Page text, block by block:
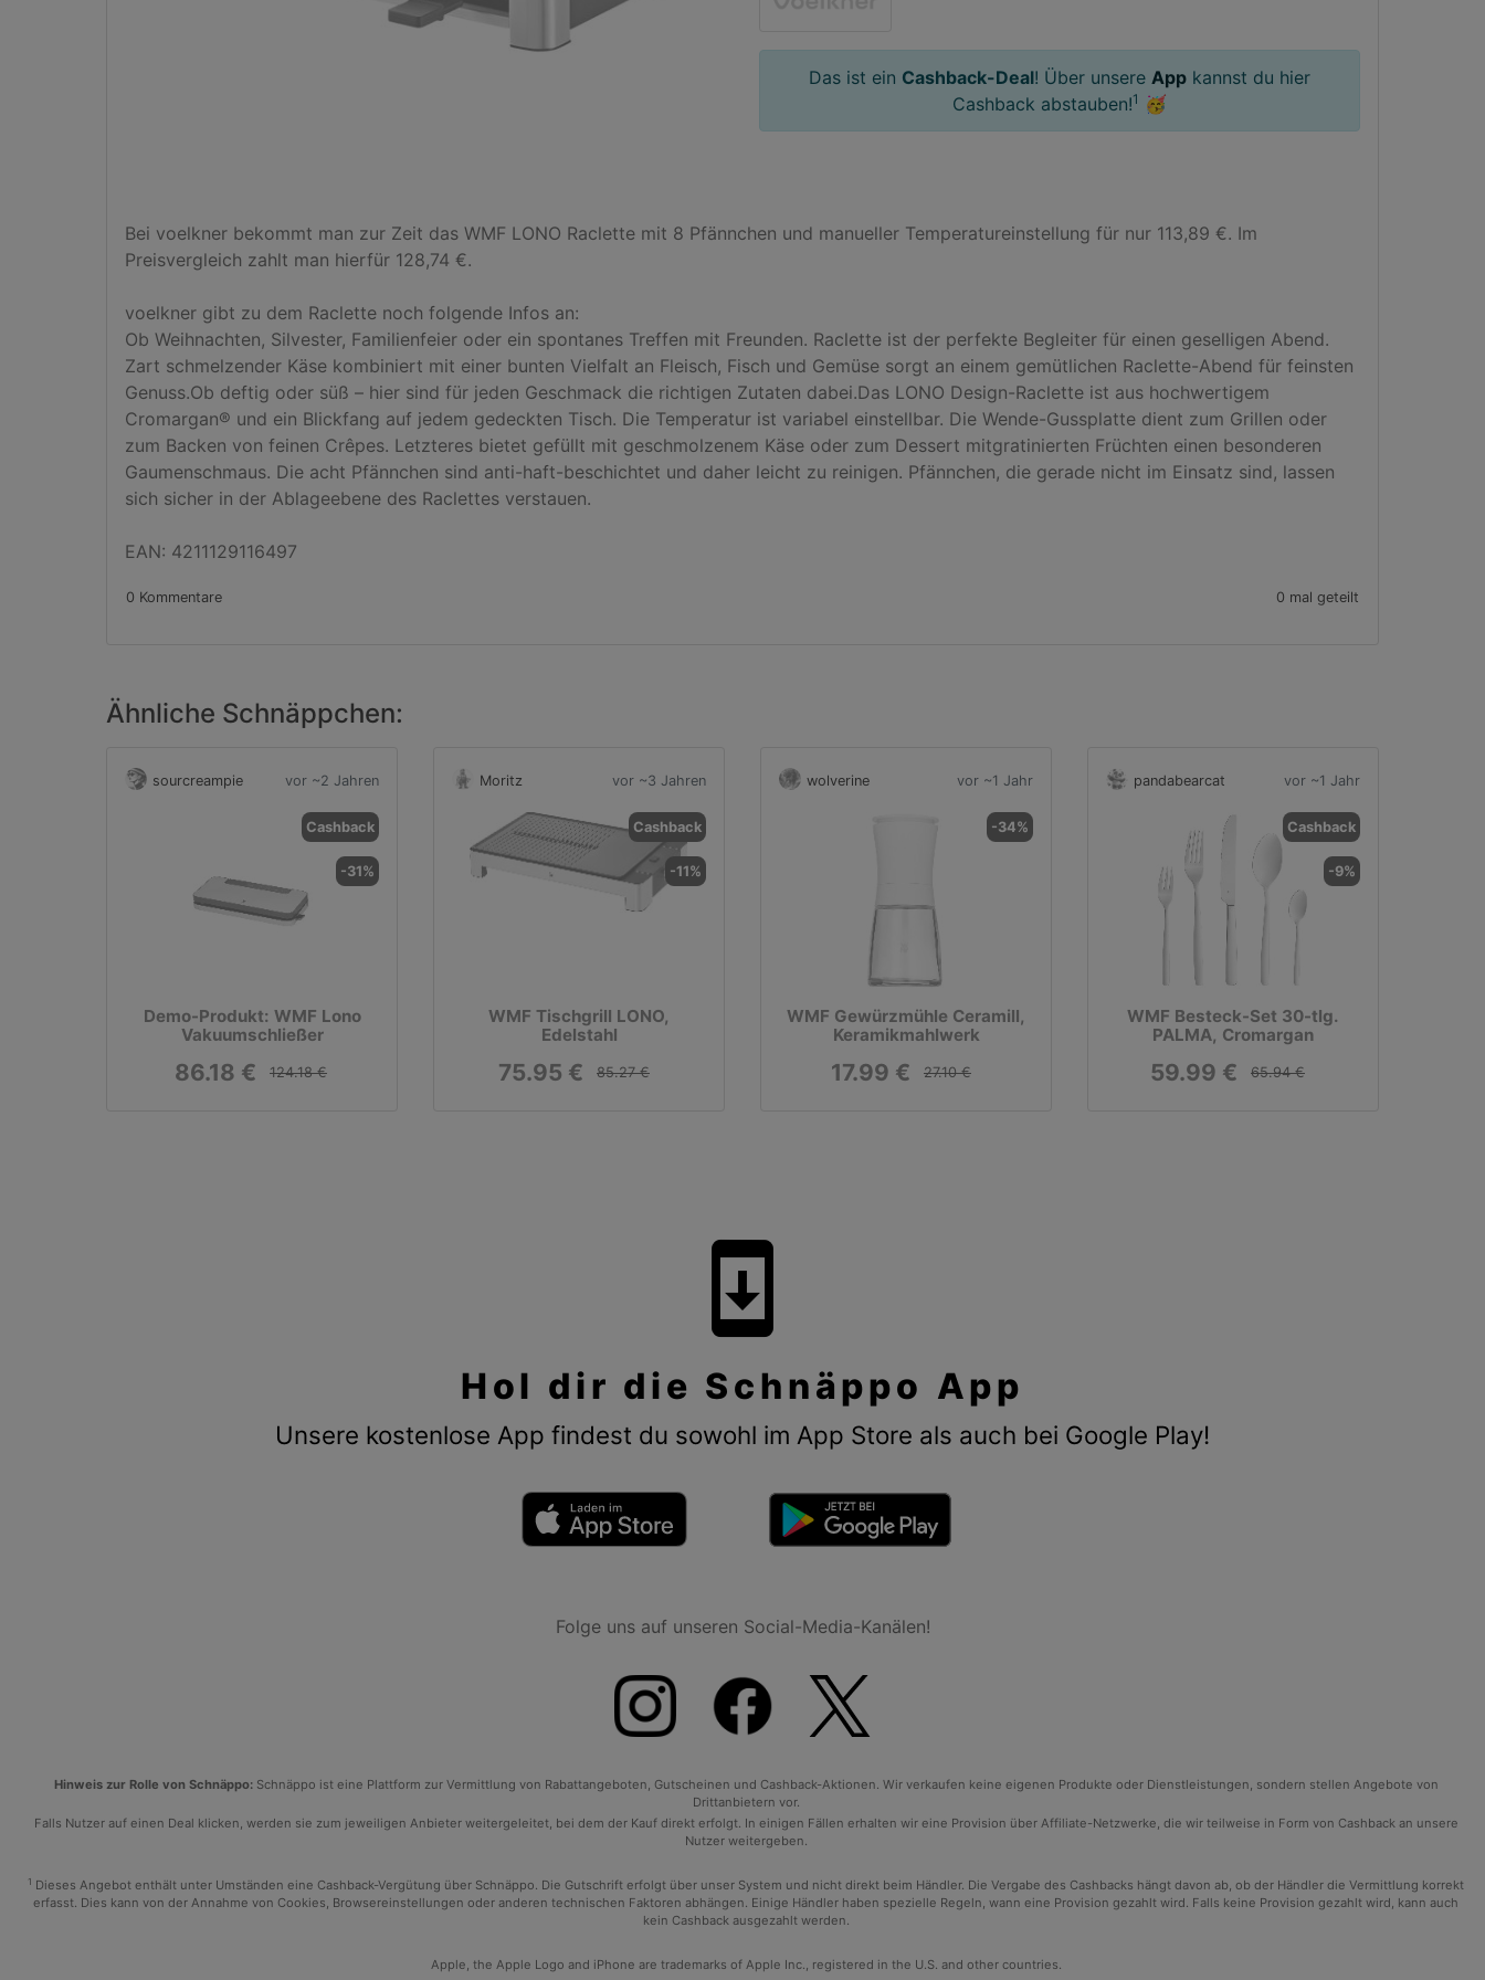
Das ist ein Cashback-Deal! Über unsere App kannst du hier
Cashback abstauben!1 🥳
Bei voelkner bekommt man zur Zeit das WMF LONO Raclette mit 8 Pfännchen und manueller Temperatureinstellung für nur 113,89 €. Im
Preisvergleich zahlt man hierfür 128,74 €.
voelkner gibt zu dem Raclette noch folgende Infos an:
Ob Weihnachten, Silvester, Familienfeier oder ein spontanes Treffen mit Freunden. Raclette ist der perfekte Begleiter für einen geselligen Abend.
Zart schmelzender Käse kombiniert mit einer bunten Vielfalt an Fleisch, Fisch und Gemüse sorgt an einem gemütlichen Raclette-Abend für feinsten
Genuss.Ob deftig oder süß – hier sind für jeden Geschmack die richtigen Zutaten dabei.Das LONO Design-Raclette ist aus hochwertigem
Cromargan® und ein Blickfang auf jedem gedeckten Tisch. Die Temperatur ist variabel einstellbar. Die Wende-Gussplatte dient zum Grillen oder
zum Backen von feinen Crêpes. Letzteres bietet gefüllt mit geschmolzenem Käse oder zum Dessert mitgratinierten Früchten einen besonderen
Gaumenschmaus. Die acht Pfännchen sind anti-haft-beschichtet und daher leicht zu reinigen. Pfännchen, die gerade nicht im Einsatz sind, lassen
sich sicher in der Ablageebene des Raclettes verstauen.
EAN: 4211129116497
0 Kommentare 0 mal geteilt
Ähnliche Schnäppchen:
sourcreampie vor ~2 Jahren
Cashback
-31%
Demo-Produkt: WMF Lono
Vakuumschließer
86.18 € 124.18 €
Moritz vor ~3 Jahren
Cashback
-11%
WMF Tischgrill LONO,
Edelstahl
75.95 € 85.27 €
wolverine vor ~1 Jahr
-34%
WMF Gewürzmühle Ceramill,
Keramikmahlwerk
17.99 € 27.10 €
pandabearcat vor ~1 Jahr
Cashback
-9%
WMF Besteck-Set 30-tlg.
PALMA, Cromargan
59.99 € 65.94 €
system_update
Hol dir die Schnäppo App
Unsere kostenlose App findest du sowohl im App Store als auch bei Google Play!
Folge uns auf unseren Social-Media-Kanälen!
Hinweis zur Rolle von Schnäppo:Schnäppo ist eine Plattform zur Vermittlung von Rabattangeboten, Gutscheinen und Cashback-Aktionen. Wir verkaufen keine eigenen Produkte oder Dienstleistungen, sondern stellen Angebote von
Drittanbietern vor.
Falls Nutzer auf einen Deal klicken, werden sie zum jeweiligen Anbieter weitergeleitet, bei dem der Kauf direkt erfolgt. In einigen Fällen erhalten wir eine Provision über Affiliate-Netzwerke, die wir teilweise in Form von Cashback an unsere
Nutzer weitergeben.
1 Dieses Angebot enthält unter Umständen eine Cashback-Vergütung über Schnäppo. Die Gutschrift erfolgt über unser System und nicht direkt beim Händler. Die Vergabe des Cashbacks hängt davon ab, ob der Händler die Vermittlung korrekt
erfasst. Dies kann von der Annahme von Cookies, Browsereinstellungen oder anderen technischen Faktoren abhängen. Einige Händler haben spezielle Regeln, wann eine Provision gezahlt wird. Falls keine Provision gezahlt wird, kann auch
kein Cashback ausgezahlt werden.
Apple, the Apple Logo and iPhone are trademarks of Apple Inc., registered in the U.S. and other countries.